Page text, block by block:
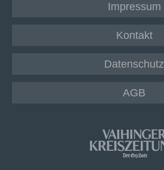
Impressum
Kontakt
Datenschutz
AGB